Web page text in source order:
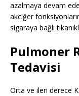
azalmaya devam
akciğer
sigaraya bağlı
Pulmoner
Tedavisi
Orta ve ileri derece